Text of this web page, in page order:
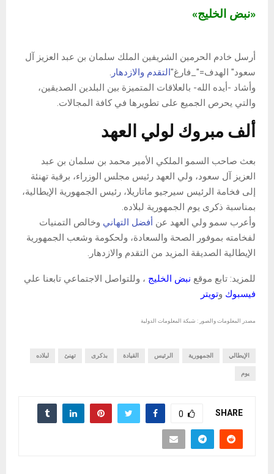
«نبض الخليج»
أرسل خادم الحرمين الشريفين الملك سلمان بن عبد العزيز آل
سعود" الهدف="_فارغ"التقدم والازدهار .
وأشاد -أيده الله- بالعلاقات المتميزة بين البلدين الصديقين،
والتي يحرص الجميع على تطويرها في كافة المجالات.
ألف مبروك لولي العهد
بعث صاحب السمو الملكي الأمير محمد بن سلمان بن عبد
العزيز آل سعود، ولي العهد رئيس مجلس الوزراء، برقية تهنئة
إلى فخامة الرئيس سيرجيو ماتاريلا، رئيس الجمهورية الإيطالية،
بمناسبة ذكرى يوم الجمهورية لبلاده.
وأعرب سمو ولي العهد عن أفضل التهاني وخالص التمنيات
لفخامته بموفور الصحة والسعادة، ولحكومة وشعب الجمهورية
الإيطالية الصديقة المزيد من التقدم والازدهار.
للمزيد: تابع موقع نبض الخليج ، وللتواصل الاجتماعي تابعنا علي
فيسبوك وتويتر
مصدر المعلومات والصور : شبكة المعلومات الدولية
الإيطالي الجمهورية الرئيس القيادة بذكرى تهنئ لبلاده
يوم
SHARE
0